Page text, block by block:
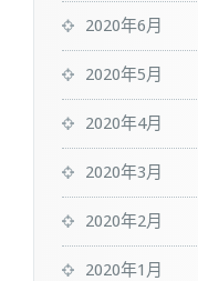
2020年6月
2020年5月
2020年4月
2020年3月
2020年2月
2020年1月